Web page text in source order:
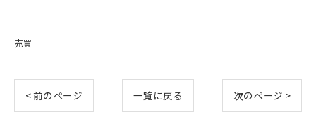
売買
< 前のページ 一覧に戻る 次のページ >